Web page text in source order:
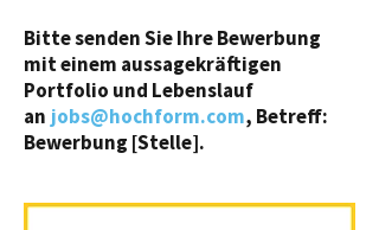
​Bitte senden Sie Ihre Bewerbung
mit einem aussagekräftigen
Portfolio und Lebenslauf
an jobs@hochform.com, Betreff:
Bewerbung [Stelle].